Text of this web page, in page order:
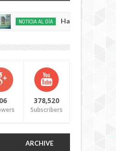
AL DÍA Habló con Dios: Hombre
378,520
Subscribers
ARCHIVE